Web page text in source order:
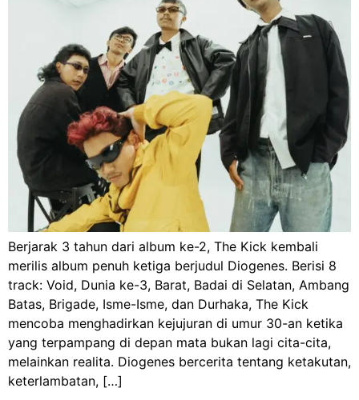
Berjarak 3 tahun dari album ke-2, The Kick kembali
merilis album penuh ketiga berjudul Diogenes. Berisi 8
track: Void, Dunia ke-3, Barat, Badai di Selatan, Ambang
Batas, Brigade, Isme-Isme, dan Durhaka, The Kick
mencoba menghadirkan kejujuran di umur 30-an ketika
yang terpampang di depan mata bukan lagi cita-cita,
melainkan realita. Diogenes bercerita tentang ketakutan,
keterlambatan, […]